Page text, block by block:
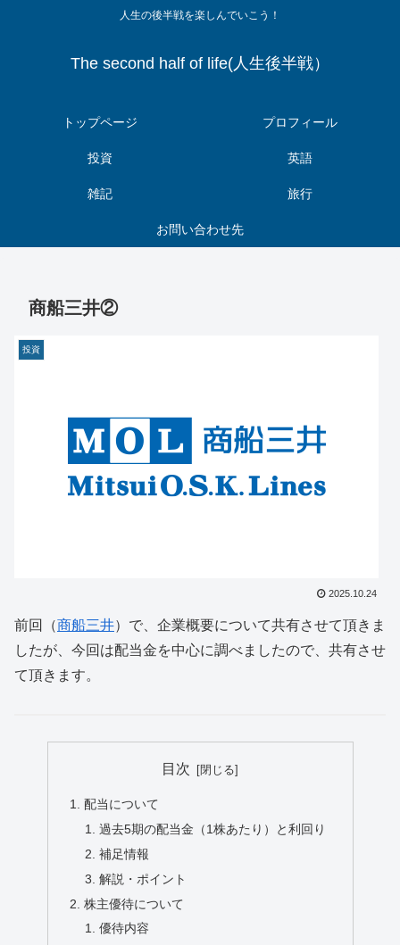
人生の後半戦を楽しんでいこう！
The second half of life(人生後半戦）
トップページ プロフィール
投資 英語
雑記 旅行
お問い合わせ先
商船三井②
投資
2025.10.24
前回（商船三井）で、企業概要について共有させて頂きま
したが、今回は配当金を中心に調べましたので、共有させ
て頂きます。
目次
配当について
過去5期の配当金（1株あたり）と利回り
補足情報
解説・ポイント
株主優待について
優待内容